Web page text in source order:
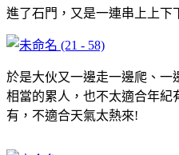
進了石門，又是一連串上上下
於是大伙又一邊走一邊爬、一
相當的累人，也不太適合年紀
有，不適合天氣太熱來!